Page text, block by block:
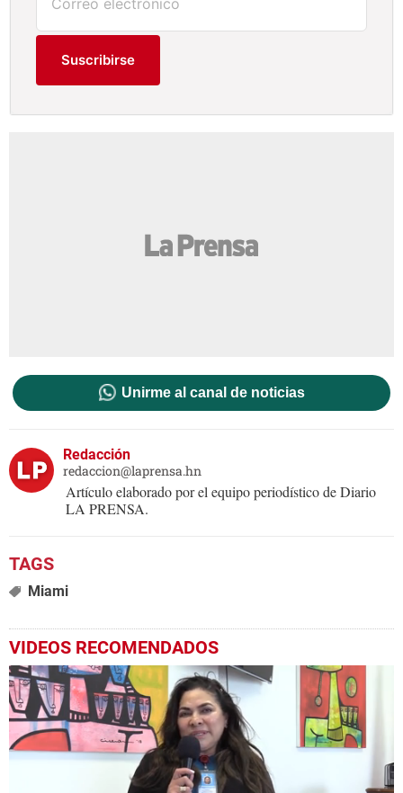
Suscribirse
Unirme al canal de noticias
Redacción
redaccion@laprensa.hn
Artículo elaborado por el equipo periodístico de Diario
LA PRENSA.
Miami
VIDEOS RECOMENDADOS